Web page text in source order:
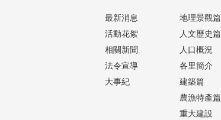
最新消息
活動花絮
相關新聞
法令宣導
大事紀
地理景觀篇
人文歷史篇
人口概況
各里簡介
建築篇
農漁特產篇
重大建設